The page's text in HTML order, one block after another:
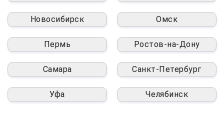
Новосибирск Омск
Пермь Ростов-на-Дону
Самара Санкт-Петербург
Уфа Челябинск